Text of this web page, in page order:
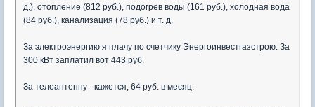
д.), отопление (812 руб.), подогрев воды (161 руб.), холодная вода
(84 руб.), канализация (78 руб.) и т. д.
За электроэнергию я плачу по счетчику Энергоинвестгазстрою. За
300 кВт заплатил вот 443 руб.
За телеантенну - кажется, 64 руб. в месяц.